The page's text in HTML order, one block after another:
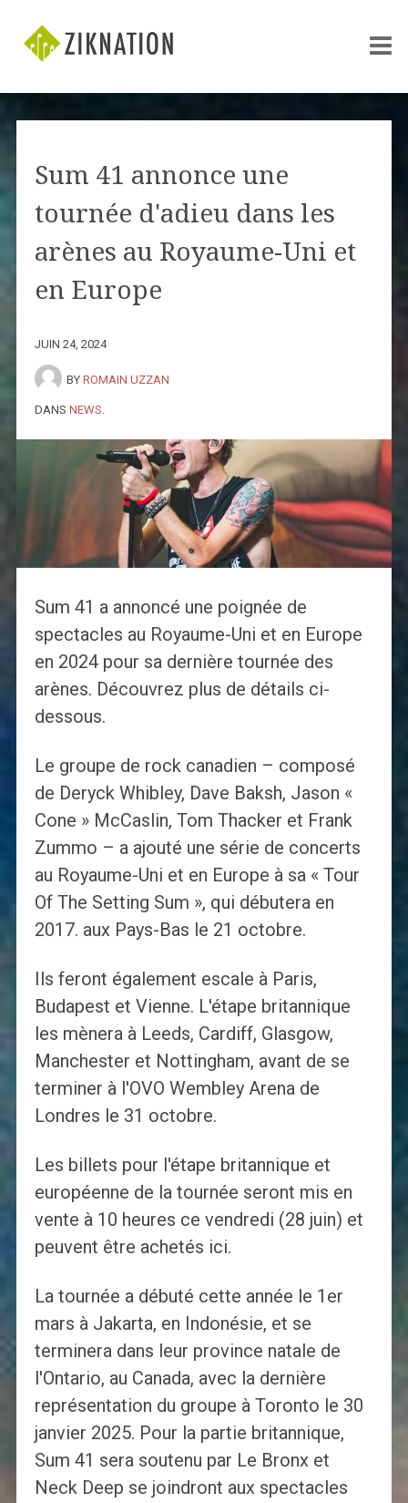
Sum 41 annonce une
tournée d'adieu dans les
arènes au Royaume-Uni et
en Europe
JUIN 24, 2024
BY ROMAIN UZZAN
DANS NEWS
Sum 41 a annoncé une poignée de
spectacles au Royaume-Uni et en Europe
en 2024 pour sa dernière tournée des
arènes. Découvrez plus de détails ci-
dessous.
Le groupe de rock canadien – composé
de Deryck Whibley, Dave Baksh, Jason «
Cone » McCaslin, Tom Thacker et Frank
Zummo – a ajouté une série de concerts
au Royaume-Uni et en Europe à sa « Tour
Of The Setting Sum », qui débutera en
2017. aux Pays-Bas le 21 octobre.
Ils feront également escale à Paris,
Budapest et Vienne. L'étape britannique
les mènera à Leeds, Cardiff, Glasgow,
Manchester et Nottingham, avant de se
terminer à l'OVO Wembley Arena de
Londres le 31 octobre.
Les billets pour l'étape britannique et
européenne de la tournée seront mis en
vente à 10 heures ce vendredi (28 juin) et
peuvent être achetés ici.
La tournée a débuté cette année le 1er
mars à Jakarta, en Indonésie, et se
terminera dans leur province natale de
l'Ontario, au Canada, avec la dernière
représentation du groupe à Toronto le 30
janvier 2025. Pour la partie britannique,
Sum 41 sera soutenu par Le Bronx et
Neck Deep se joindront aux spectacles